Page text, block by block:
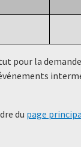
​​pour la
du page